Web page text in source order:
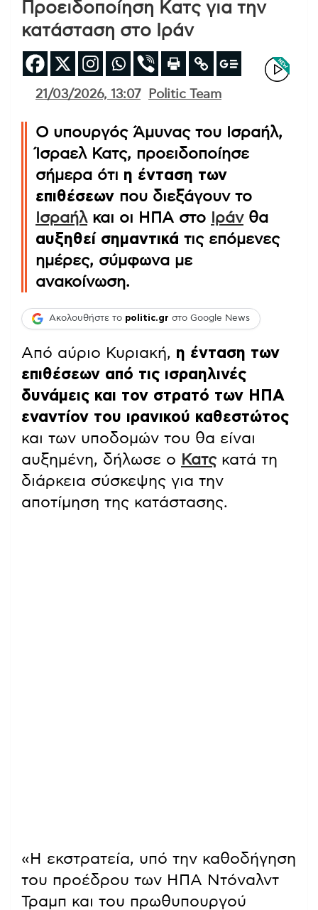
Προειδοποίηση Κατς για την
κατάσταση στο Ιράν
21/03/2026, 13:07 Politic Team
Ο υπουργός Άμυνας του Ισραήλ,
Ίσραελ Κατς, προειδοποίησε
σήμερα ότι η ένταση των
επιθέσεων που διεξάγουν το
Ισραήλκαι οι ΗΠΑ στο Ιράνθα
αυξηθεί σημαντικά τις επόμενες
ημέρες, σύμφωνα με
ανακοίνωση.
Ακολουθήστε το politic.gr στο Google News
Από αύριο Κυριακή, η ένταση των
επιθέσεων από τις ισραηλινές
δυνάμεις και τον στρατό των ΗΠΑ
εναντίον του ιρανικού καθεστώτος
και των υποδομών του θα είναι
αυξημένη, δήλωσε ο Κατςκατά τη
διάρκεια σύσκεψης για την
αποτίμηση της κατάστασης.
«Η εκστρατεία, υπό την καθοδήγηση
του προέδρου των ΗΠΑ Ντόναλντ
Τραμπ και του πρωθυπουργού